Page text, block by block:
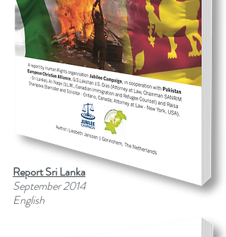
Report Sri Lanka
September 2014
English